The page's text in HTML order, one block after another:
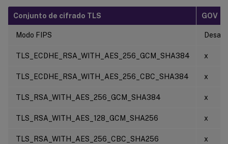
Conjunto de cifrado TLS GOV
Modo FIPS
TLS_ECDHE_RSA_WITH_AES_256_GCM_SHA384 x
TLS_ECDHE_RSA_WITH_AES_256_CBC_SHA384 x
TLS_RSA_WITH_AES_256_GCM_SHA384 x
TLS_RSA_WITH_AES_128_GCM_SHA256 x
TLS_RSA_WITH_AES_256_CBC_SHA256 x